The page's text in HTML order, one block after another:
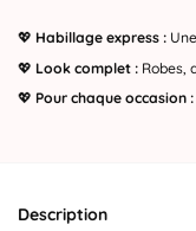
💖 Habillage express :
💖 Look complet : Robes,
💖 Pour chaque occasion :
Description